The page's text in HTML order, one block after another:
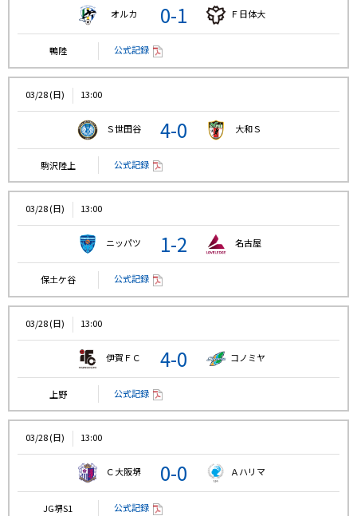
オルカ 0-1 Ｆ日体大
鴨陸 公式記録
03/28 (日) 13:00
Ｓ世田谷 4-0 大和Ｓ
駒沢陸上 公式記録
03/28 (日) 13:00
ニッパツ 1-2 名古屋
保土ケ谷 公式記録
03/28 (日) 13:00
伊賀ＦＣ 4-0 コノミヤ
上野 公式記録
03/28 (日) 13:00
Ｃ大阪堺 0-0 Ａハリマ
JG堺S1 公式記録